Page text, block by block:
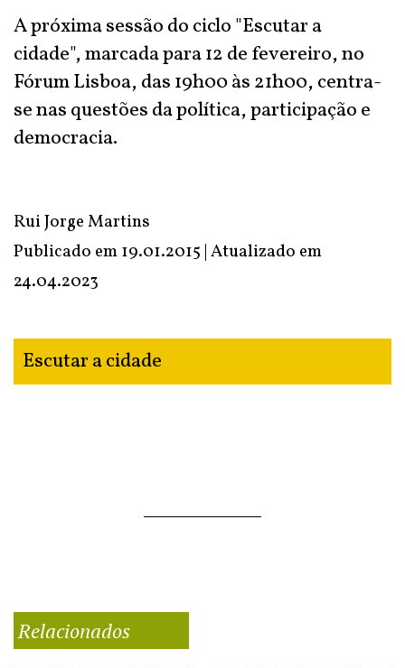
A próxima sessão do ciclo "Escutar a
cidade", marcada para 12 de fevereiro, no
Fórum Lisboa, das 19h00 às 21h00, centra-
se nas questões da política, participação e
democracia.
Rui Jorge Martins
Publicado em 19.01.2015 | Atualizado em
24.04.2023
Escutar a cidade
Relacionados